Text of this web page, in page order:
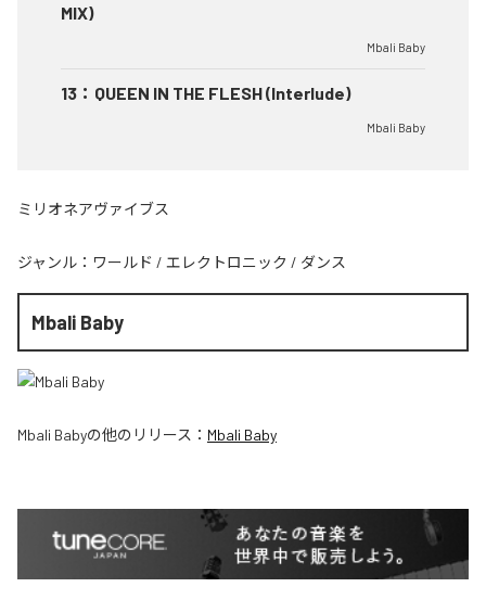
MIX)
Mbali Baby
13 ： QUEEN IN THE FLESH (Interlude)
Mbali Baby
ミリオネアヴァイブス
ジャンル： ワールド / エレクトロニック / ダンス
Mbali Baby
Mbali Babyの他のリリース： Mbali Baby